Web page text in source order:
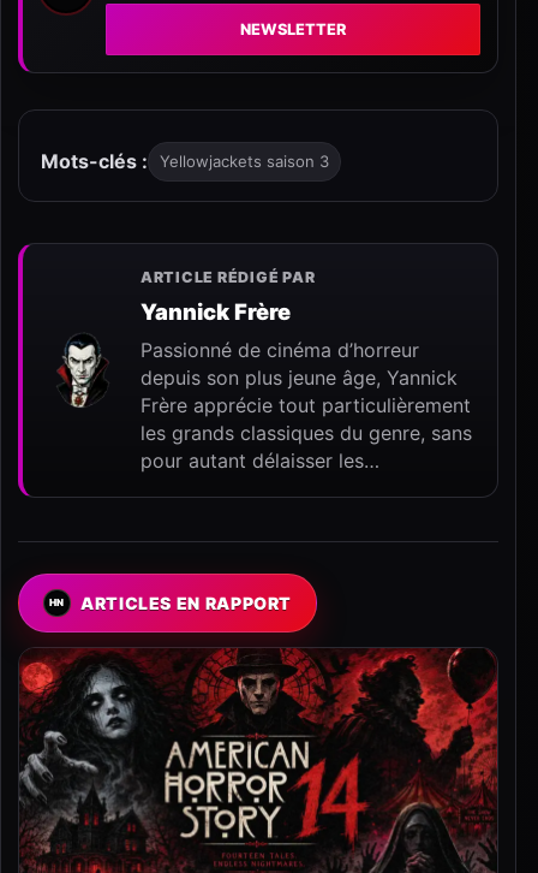
NEWSLETTER
Mots-clés : Yellowjackets saison 3
ARTICLE RÉDIGÉ PAR
Yannick Frère
Passionné de cinéma d’horreur
depuis son plus jeune âge, Yannick
Frère apprécie tout particulièrement
les grands classiques du genre, sans
pour autant délaisser les…
ARTICLES EN RAPPORT